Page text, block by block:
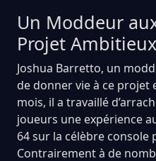
Un Moddeur
Projet Ambitieux
Joshua Barretto, un
de donner vie à ce projet
mois, il a travaillé
joueurs une expérience
64 sur la célèbre
Contrairement à de